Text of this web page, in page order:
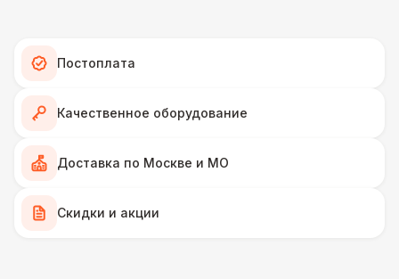
Постоплата
Качественное оборудование
Доставка по Москве и МО
Скидки и акции